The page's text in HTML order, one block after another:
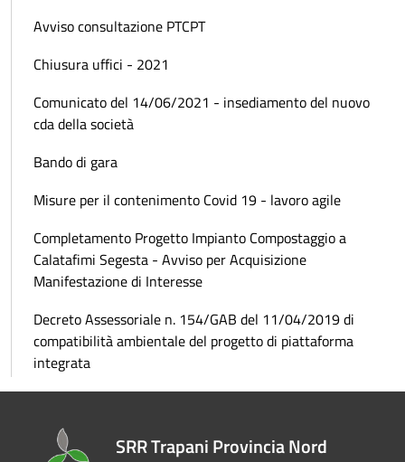
Avviso consultazione PTCPT
Chiusura uffici - 2021
Comunicato del 14/06/2021 - insediamento del nuovo
cda della società
Bando di gara
Misure per il contenimento Covid 19 - lavoro agile
Completamento Progetto Impianto Compostaggio a
Calatafimi Segesta - Avviso per Acquisizione
Manifestazione di Interesse
Decreto Assessoriale n. 154/GAB del 11/04/2019 di
compatibilità ambientale del progetto di piattaforma
integrata
SRR Trapani Provincia Nord